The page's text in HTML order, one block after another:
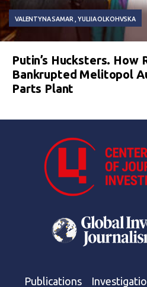
VALENTYNA SAMAR YULIIA OLKOHVSKA
Putin’s Hucksters. How
Bankrupted Melitopol
Parts Plant
Publications